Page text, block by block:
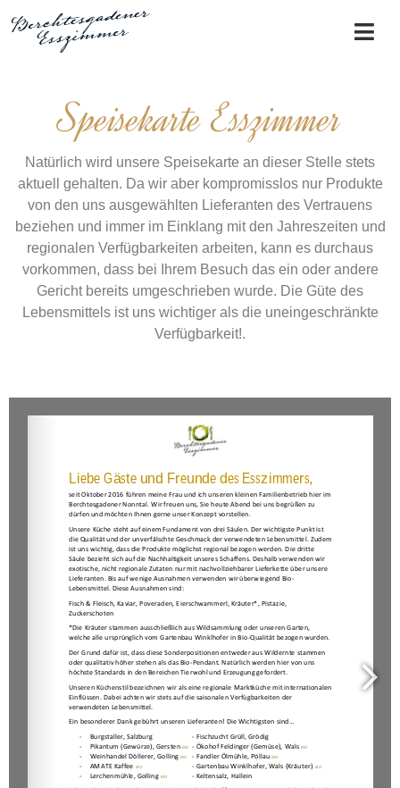
Speisekarte Esszimmer
Natürlich wird unsere Speisekarte an dieser Stelle stets
aktuell gehalten. Da wir aber kompromisslos nur Produkte
von den uns ausgewählten Lieferanten des Vertrauens
beziehen und immer im Einklang mit den Jahreszeiten und
regionalen Verfügbarkeiten arbeiten, kann es durchaus
vorkommen, dass bei Ihrem Besuch das ein oder andere
Gericht bereits umgeschrieben wurde. Die Güte des
Lebensmittels ist uns wichtiger als die uneingeschränkte
Verfügbarkeit!.